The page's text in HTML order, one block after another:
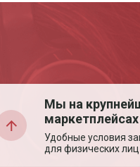
Мы на
маркетплейсах
Удобные условия
для физических лиц